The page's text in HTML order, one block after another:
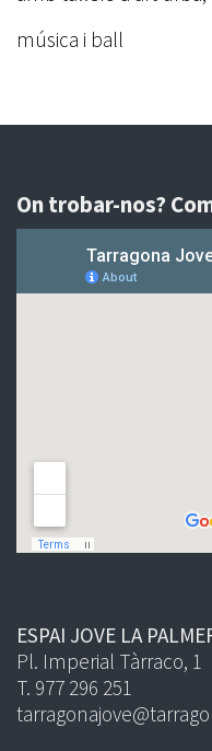
música i ball
On trobar-nos?
ESPAI JOVE LA
Pl. Imperial Tàrraco, 1
T. 977 296 251